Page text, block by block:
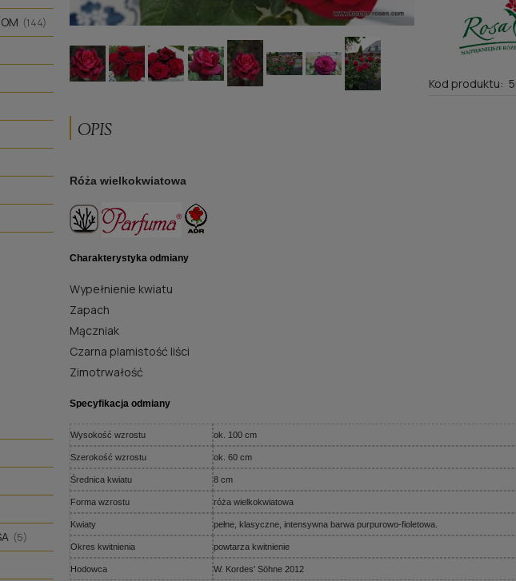
(144)
(5)
Kod produktu:
OPIS
Róża wielkokwiatowa
Charakterystyka odmiany
Wypełnienie kwiatu
Zapach
Mączniak
Czarna plamistość liści
Zimotrwałość
Specyfikacja odmiany
Wysokość wzrostu ok. 100 cm
Szerokość wzrostu ok. 60 cm
Średnica kwiatu 8 cm
Forma wzrostu róża wielkokwiatowa
Kwiaty pełne, klasyczne, intensywna barwa purpurowo-fioletowa.
Okres kwitnienia powtarza kwitnienie
Hodowca W. Kordes' Söhne 2012